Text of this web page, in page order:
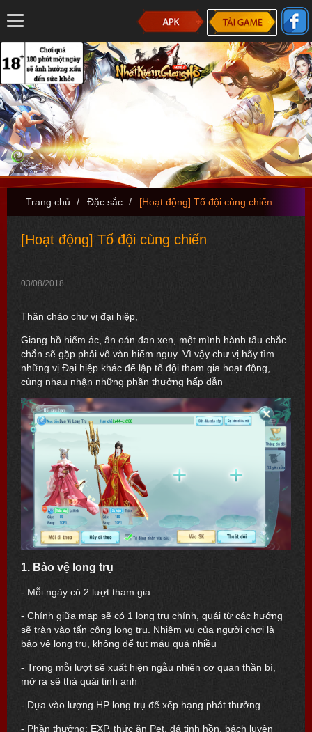
Trang chủ / Đặc sắc / [Hoạt động] Tổ đội cùng chiến
[Hoạt động] Tổ đội cùng chiến
03/08/2018
Thân chào chư vị đại hiệp,
Giang hồ hiểm ác, ân oán đan xen, một mình hành tẩu chắc
chắn sẽ gặp phải vô vàn hiểm nguy. Vì vậy chư vị hãy tìm
những vị Đại hiệp khác để lập tổ đội tham gia hoạt động,
cùng nhau nhận những phần thưởng hấp dẫn
1. Bảo vệ long trụ
- Mỗi ngày có 2 lượt tham gia
- Chính giữa map sẽ có 1 long trụ chính, quái từ các hướng
sẽ tràn vào tấn công long trụ. Nhiệm vụ của người chơi là
bảo vệ long trụ, không để tụt máu quá nhiều
- Trong mỗi lượt sẽ xuất hiện ngẫu nhiên cơ quan thần bí,
mở ra sẽ thả quái tinh anh
- Dựa vào lượng HP long trụ để xếp hạng phát thưởng
- Phần thưởng: EXP, thức ăn Pet, đá tinh hồn, bách luyện